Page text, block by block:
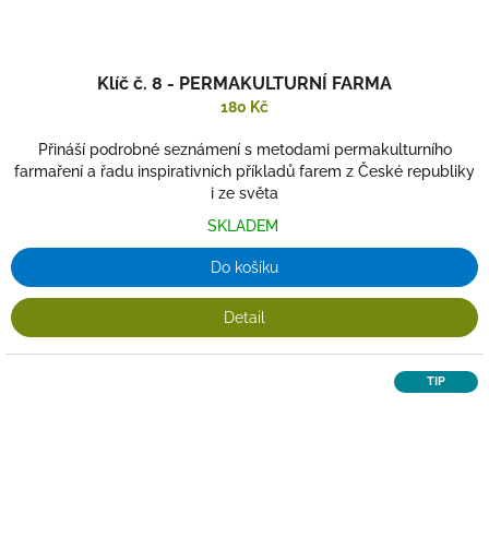
Klíč č. 8 - PERMAKULTURNÍ FARMA
180 Kč
Přináší podrobné seznámení s metodami permakulturního
farmaření a řadu inspirativních příkladů farem z České republiky
i ze světa
SKLADEM
Do košíku
Detail
TIP